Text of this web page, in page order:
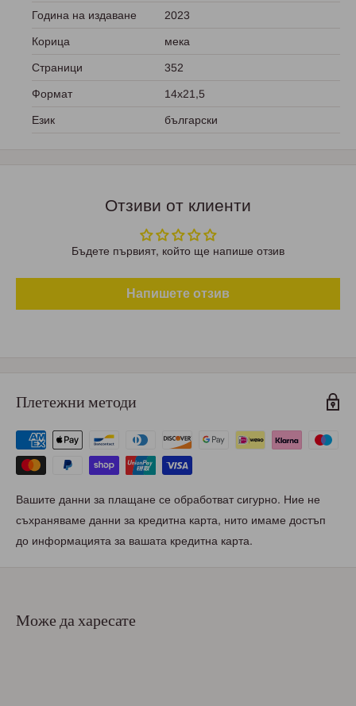
Година на издаване 2023
Корица мека
Страници 352
Формат 14х21,5
Език български
Отзиви от клиенти
Бъдете първият, който ще напише отзив
Напишете отзив
Плетежни методи
Вашите данни за плащане се обработват сигурно. Ние не
съхраняваме данни за кредитна карта, нито имаме достъп
до информацията за вашата кредитна карта.
Може да харесате